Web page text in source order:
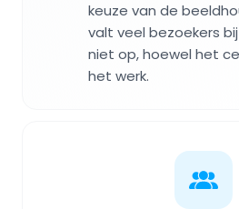
keuze van de
valt veel bezoekers
niet op, hoewel het
het werk.